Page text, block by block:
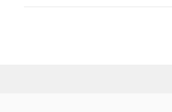
EU RoHS 注意事項・凡例